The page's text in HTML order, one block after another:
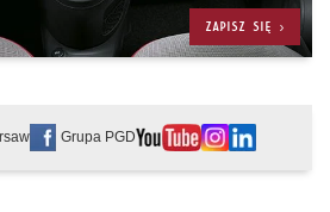
ZAPISZ SIĘ >
Grupa PGD